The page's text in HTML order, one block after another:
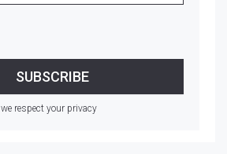
we respect your privacy